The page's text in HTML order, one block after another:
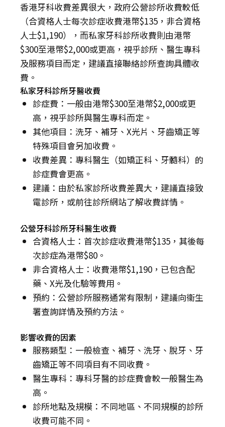
香港牙科收費差異很大，政府公營診所收費較低
（合資格人士每次診症收費港幣$135，非合資格
人士$1,190），而私家牙科診所收費則由港幣
$300至港幣$2,000或更高，視乎診所、醫生專科
及服務項目而定，建議直接聯絡診所查詢具體收
費。
私家牙科診所牙醫收費
診症費：一般由港幣$300至港幣$2,000或更
高，視乎診所與醫生專科而定。
其他項目：洗牙、補牙、X光片、牙齒矯正等
特殊項目會另加收費。
收費差異：專科醫生（如矯正科、牙髓科）的
診症費會更高。
建議：由於私家診所收費差異大，建議直接致
電診所，或前往診所網站了解收費詳情。
公營牙科診所牙科醫生收費
合資格人士：首次診症收費港幣$135，其後每
次診症為港幣$80。
非合資格人士：收費港幣$1,190，已包含配
藥、X光及化驗等費用。
預約：公營診所服務通常有限制，建議向衞生
署查詢詳情及預約方法。
影響收費的因素
服務類型：一般檢查、補牙、洗牙、脫牙、牙
齒矯正等不同項目有不同收費。
醫生專科：專科牙醫的診症費會較一般醫生為
高。
診所地點及規模：不同地區、不同規模的診所
收費可能不同。